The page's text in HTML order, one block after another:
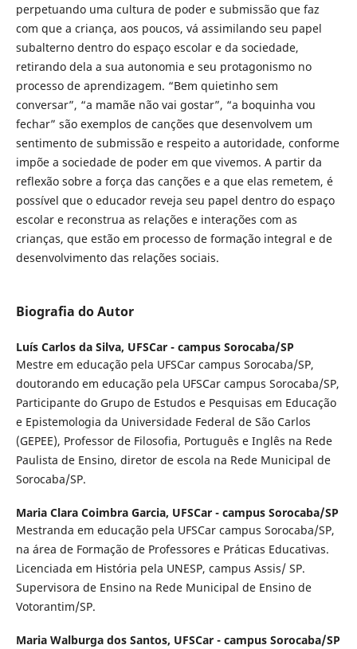
perpetuando uma cultura de poder e submissão que faz
com que a criança, aos poucos, vá assimilando seu papel
subalterno dentro do espaço escolar e da sociedade,
retirando dela a sua autonomia e seu protagonismo no
processo de aprendizagem. “Bem quietinho sem
conversar”, “a mamãe não vai gostar”, “a boquinha vou
fechar” são exemplos de canções que desenvolvem um
sentimento de submissão e respeito a autoridade, conforme
impõe a sociedade de poder em que vivemos. A partir da
reflexão sobre a força das canções e a que elas remetem, é
possível que o educador reveja seu papel dentro do espaço
escolar e reconstrua as relações e interações com as
crianças, que estão em processo de formação integral e de
desenvolvimento das relações sociais.
Biografia do Autor
Luís Carlos da Silva, UFSCar - campus Sorocaba/SP
Mestre em educação pela UFSCar campus Sorocaba/SP,
doutorando em educação pela UFSCar campus Sorocaba/SP,
Participante do Grupo de Estudos e Pesquisas em Educação
e Epistemologia da Universidade Federal de São Carlos
(GEPEE), Professor de Filosofia, Português e Inglês na Rede
Paulista de Ensino, diretor de escola na Rede Municipal de
Sorocaba/SP.
Maria Clara Coimbra Garcia, UFSCar - campus Sorocaba/SP
Mestranda em educação pela UFSCar campus Sorocaba/SP,
na área de Formação de Professores e Práticas Educativas.
Licenciada em História pela UNESP, campus Assis/ SP.
Supervisora de Ensino na Rede Municipal de Ensino de
Votorantim/SP.
Maria Walburga dos Santos, UFSCar - campus Sorocaba/SP